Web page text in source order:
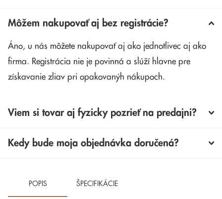
Môžem nakupovať aj bez registrácie?
Áno, u nás môžete nakupovať aj ako jednotlivec aj ako
firma. Registrácia nie je povinná a slúží hlavne pre
získavanie zliav pri opakovanýh nákupoch.
Viem si tovar aj fyzicky pozrieť na predajni?
Kedy bude moja objednávka doručená?
POPIS ŠPECIFIKÁCIE